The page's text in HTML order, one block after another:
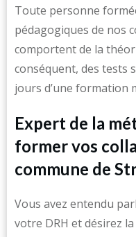
Toute personne
pédagogiques de nos
comportent de la
conséquent, des tests
jours d’une formation
Expert de la
former vos
commune de
Vous avez entendu
votre DRH et désirez